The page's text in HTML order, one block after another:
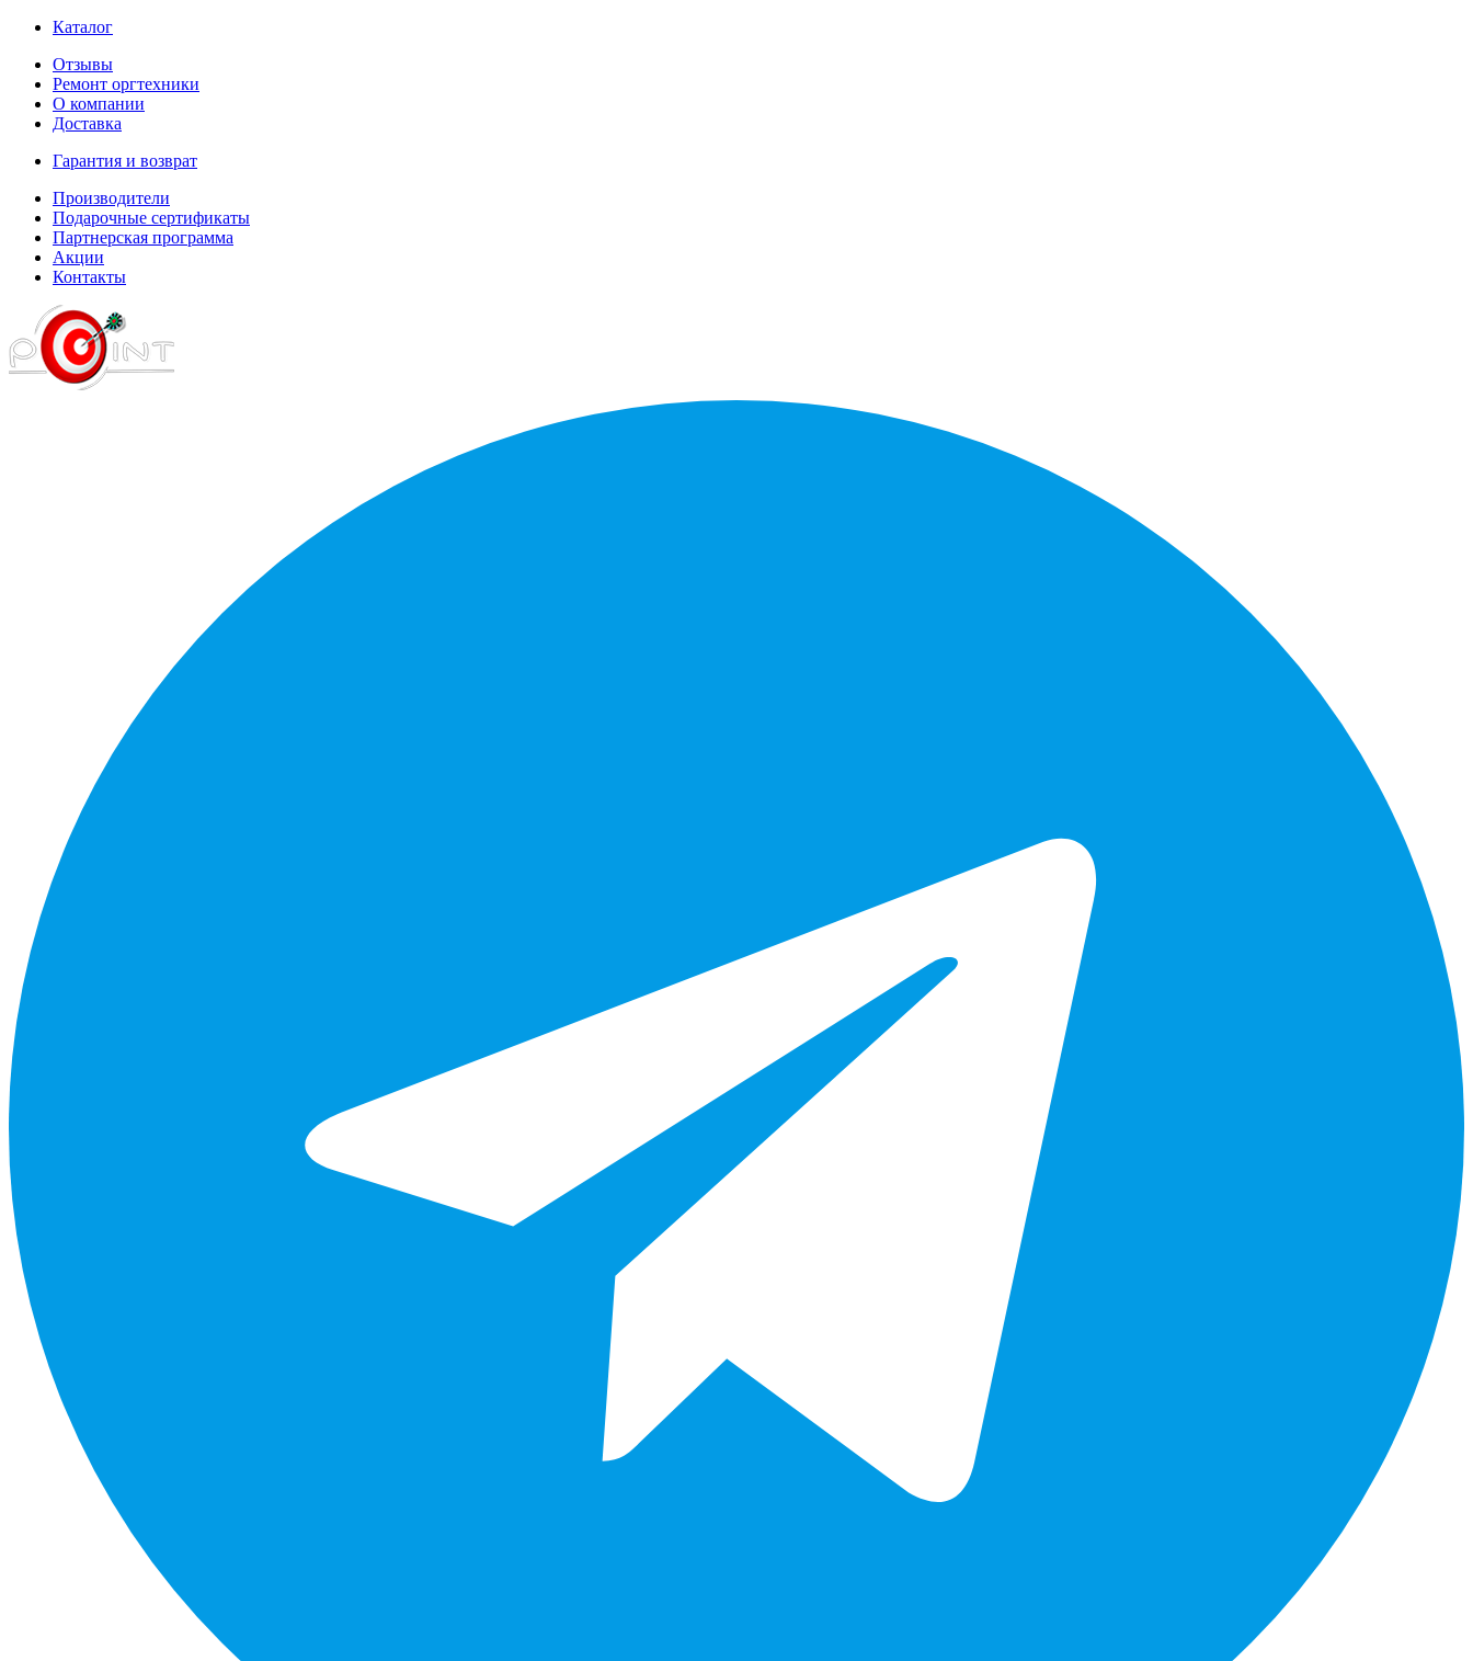
Каталог
Отзывы
Ремонт оргтехники
О компании
Доставка
Гарантия и возврат
Производители
Подарочные сертификаты
Партнерская программа
Акции
Контакты